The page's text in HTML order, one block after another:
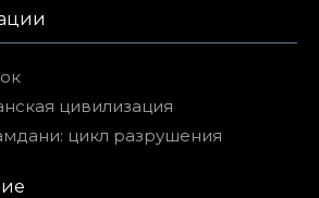
цивилизация
цикл разрушения